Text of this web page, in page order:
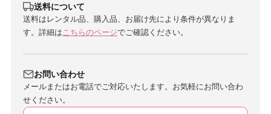
送料について
送料はレンタル品、購入品、お届け先により条件が異なりま
す。詳細はこちらのページでご確認ください。
お問い合わせ
メールまたはお電話でご対応いたします。お気軽にお問い合わ
せください。